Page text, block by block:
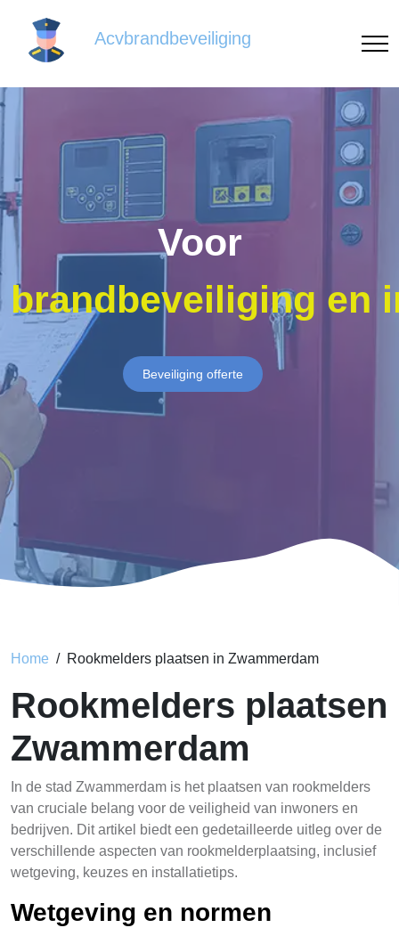
Acvbrandbeveiliging
Voor
brandbeveiliging en
Beveiliging offerte
Home Rookmelders plaatsen in Zwammerdam
Rookmelders plaatsen
Zwammerdam
In de stad Zwammerdam is het plaatsen van rookmelders
van cruciale belang voor de veiligheid van inwoners en
bedrijven. Dit artikel biedt een gedetailleerde uitleg over de
verschillende aspecten van rookmelderplaatsing, inclusief
wetgeving, keuzes en installatietips.
Wetgeving en normen